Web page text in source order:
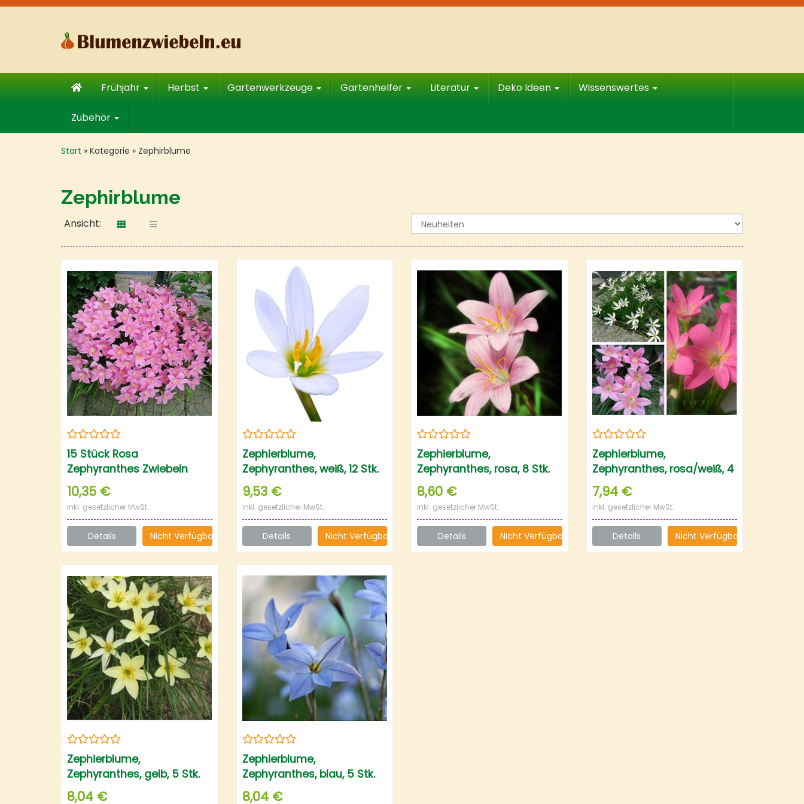
Skip
Frühjahr Herbst Gartenwerkzeuge Gartenhelfer Literatur Deko Ideen Wissenswertes
Zubehör
Start » Kategorie » Zephirblume
Zephirblume
Ansicht:
15 Stück Rosa
Zephyranthes Zwiebeln
Frischer Duft Zieht
Schmetterlinge An Reine
Natürliche
Blumendekoration Einfach
Zu Pflanzen Braucht Nicht
Wachsend
10,35 €
inkl. gesetzlicher MwSt.
Details Nicht Verfügbar
Zephierblume,
Zephyranthes, weiß, 12 Stk.
9,53 €
inkl. gesetzlicher MwSt.
Details Nicht Verfügbar
Zephierblume,
Zephyranthes, rosa, 8 Stk.
8,60 €
inkl. gesetzlicher MwSt.
Details Nicht Verfügbar
Zephierblume,
Zephyranthes, rosa/weiß, 4
Stk.
7,94 €
inkl. gesetzlicher MwSt.
Details Nicht Verfügbar
Zephierblume,
Zephyranthes, gelb, 5 Stk.
8,04 €
Zephierblume,
Zephyranthes, blau, 5 Stk.
8,04 €